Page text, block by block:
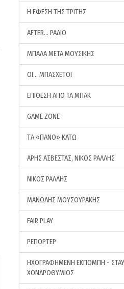
Η ΕΦΕΣΗ ΤΗΣ ΤΡΙΤΗΣ
AFTER… ΡΑΔΙΟ
ΜΠΑΛΑ ΜΕΤΑ ΜΟΥΣΙΚΗΣ
ΟΙ… ΜΠΑΣΧΕΤΟΙ
ΕΠΙΘΕΣΗ ΑΠΟ ΤΑ ΜΠΑΚ
GAME ZONE
ΤA «ΠΑΝΟ» ΚΑΤΩ
ΑΡΗΣ ΑΣΒΕΣΤΑΣ, ΝΙΚΟΣ ΡΑΛΛΗΣ
ΝΙΚΟΣ ΡΑΛΛΗΣ
ΜΑΝΩΛΗΣ ΜΟΥΣΟΥΡΑΚΗΣ
FAIR PLAY
ΡΕΠΟΡΤΕΡ
ΗΧΟΓΡΑΦΗΜΕΝΗ ΕΚΠΟΜΠΗ -
ΧΟΝΔΡΟΘΥΜΙΟΣ